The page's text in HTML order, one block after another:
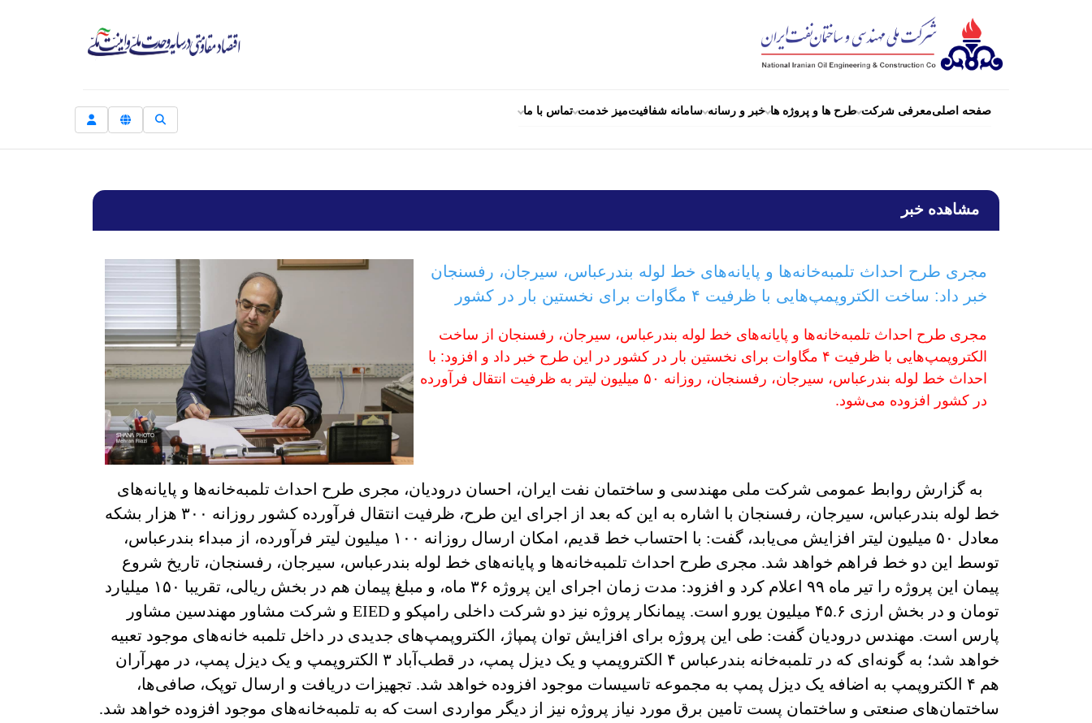
صفحه اصلیمعرفی شرکت طرح ها و پروژه ها خبر و رسانه سامانه شفافیتمیز خدمت تماس با ما
مشاهده خبر
مجری طرح احداث تلمبه‌خانه‌ها و پایانه‌های خط لوله بندرعباس، سیرجان، رفسنجان
خبر داد: ساخت الکتروپمپ‌هایی با ظرفیت ۴ مگاوات برای نخستین بار در کشور
مجری طرح احداث تلمبه‌خانه‌ها و پایانه‌های خط لوله بندرعباس، سیرجان، رفسنجان از ساخت
الکتروپمپ‌هایی با ظرفیت ۴ مگاوات برای نخستین بار در کشور در این طرح خبر داد و افزود: با
احداث خط لوله بندرعباس، سیرجان، رفسنجان، روزانه ۵۰ میلیون لیتر به ظرفیت انتقال فرآورده
در کشور افزوده می‌شود.
به گزارش روابط عمومی شرکت ملی مهندسی و ساختمان نفت ایران، احسان درودیان، مجری طرح احداث تلمبه‌خانه‌ها و پایانه‌های
خط لوله بندرعباس، سیرجان، رفسنجان با اشاره به این که بعد از اجرای این طرح، ظرفیت انتقال فرآورده کشور روزانه ۳۰۰ هزار بشکه
معادل ۵۰ میلیون لیتر افزایش می‌یابد، گفت: با احتساب خط قدیم، امکان ارسال روزانه ۱۰۰ میلیون لیتر فرآورده، از مبداء بندرعباس،
توسط این دو خط فراهم خواهد شد. مجری طرح احداث تلمبه‌خانه‌ها و پایانه‌های خط لوله بندرعباس، سیرجان، رفسنجان، تاریخ شروع
پیمان این پروژه را تیر ماه ۹۹ اعلام کرد و افزود: مدت زمان اجرای این پروژه ۳۶ ماه، و مبلغ پیمان هم در بخش ریالی، تقریبا ۱۵۰ میلیارد
تومان و در بخش ارزی ۴۵.۶ میلیون یورو است. پیمانکار پروژه نیز دو شرکت داخلی رامپکو و EIED و شرکت مشاور مهندسین مشاور
پارس است. مهندس درودیان گفت: طی این پروژه برای افزایش توان پمپاژ، الکتروپمپ‌های جدیدی در داخل تلمبه‌ خانه‌های موجود تعبیه
خواهد شد؛ به گونه‌ای که در تلمبه‌خانه بندرعباس ۴ الکتروپمپ و یک دیزل پمپ، در قطب‌آباد ۳ الکتروپمپ و یک دیزل پمپ، در مهرآران
هم ۴ الکتروپمپ به اضافه یک دیزل پمپ به مجموعه تاسیسات موجود افزوده خواهد شد. تجهیزات دریافت و ارسال توپک، صافی‌ها،
ساختمان‌های صنعتی و ساختمان پست تامین برق مورد نیاز پروژه نیز از دیگر مواردی است که به تلمبه‌خانه‌های موجود افزوده خواهد شد.